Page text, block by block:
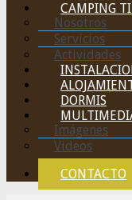
CAMPING
Nosotros
Servicios
Actividades
DORMIS
Imágenes
Videos
CONTACTO